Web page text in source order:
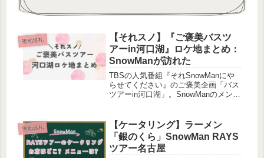
聖地巡礼
【それスノ】『ご褒美バスツ
アーin河口湖』ロケ地まとめ：
SnowManが訪れた
TBSの人気番組『それSnowManにや
らせてください』のご褒美企画「バス
ツアーin河口湖」。SnowManのメンバ
ビティもグルメも楽しめる、まさに贅
沢な旅でした。今回は、...
聖地巡礼
【ケータリング】ラーメン
「銀のくら」SnowMan RAYS
ツアー名古屋